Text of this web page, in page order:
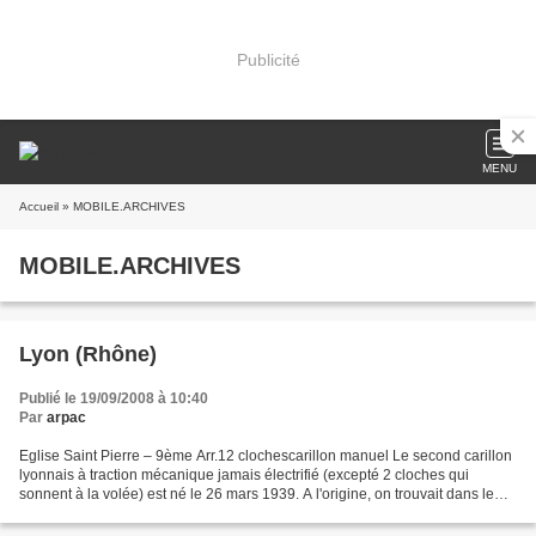
Publicité
MENU
Accueil » MOBILE.ARCHIVES
MOBILE.ARCHIVES
Lyon (Rhône)
Publié le 19/09/2008 à 10:40
Par arpac
Eglise Saint Pierre – 9ème Arr.12 clochescarillon manuel Le second carillon
lyonnais à traction mécanique jamais électrifié (excepté 2 cloches qui
sonnent à la volée) est né le 26 mars 1939. A l'origine, on trouvait dans le